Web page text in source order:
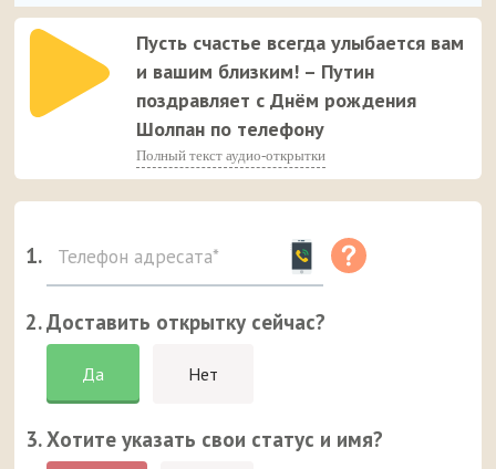
Пусть счастье всегда улыбается вам
и вашим близким! – Путин
поздравляет с Днём рождения
Шолпан по телефону
Полный текст аудио-открытки
1.
2. Доставить открытку сейчас?
Да Нет
3. Хотите указать свои статус и имя?